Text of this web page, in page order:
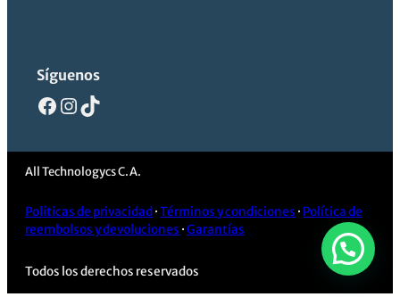
Síguenos
Facebook
Instagram
TikTok
All Technologycs C.A.
Políticas de privacidad ·Términos y condiciones · Política de
reembolsos y devoluciones ·Garantías
Todos los derechos reservados